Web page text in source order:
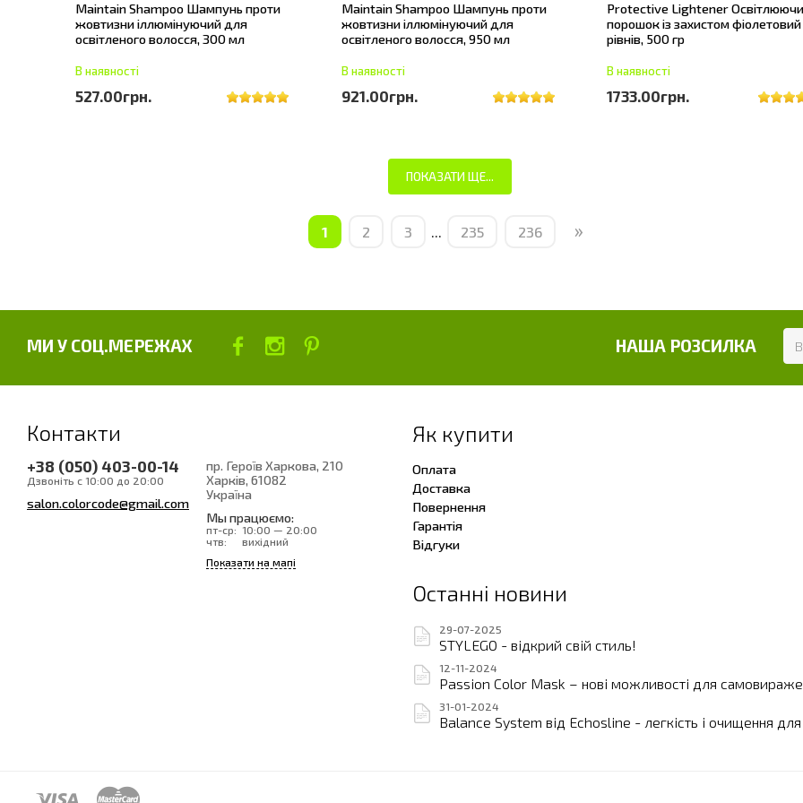
Maintain Shampoo Шампунь проти
жовтизни іллюмінуючий для
освітленого волосся, 300 мл
В наявності
527.00грн.
Maintain Shampoo Шампунь проти
жовтизни іллюмінуючий для
освітленого волосся, 950 мл
В наявності
921.00грн.
Protective Lightener
порошок із захистом
рівнів, 500 гр
В наявності
1733.00грн.
ПОКАЗАТИ ЩЕ...
1 2 3 ... 235 236 »
МИ У СОЦ.МЕРЕЖАХ НАША РОЗСИЛКА
Контакти
+38 (050) 403-00-14
Дзвоніть с 10:00 до 20:00
salon.colorcode@gmail.com
пр. Героїв Харкова, 210
Харків, 61082
Україна
Мы працюємо:
пт-ср: 10:00 — 20:00
чтв:
вихідний
Показати на мапі
Як купити
Оплата
Доставка
Повернення
Гарантія
Відгуки
Останні новини
29-07-2025
STYLEGO - відкрий свій стиль!
12-11-2024
Passion Color Mask – нові можливості для
31-01-2024
Balance System від Echosline - легкість і очищення